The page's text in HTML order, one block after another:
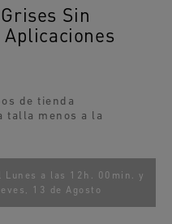
Sin
de tienda
talla menos a la
Lunes a las 12h. 00min. y
13 de Agosto